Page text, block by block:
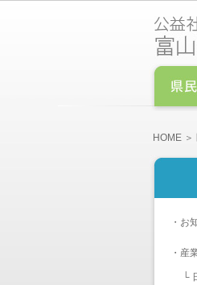
HOME ＞
・ お
・ 産
└